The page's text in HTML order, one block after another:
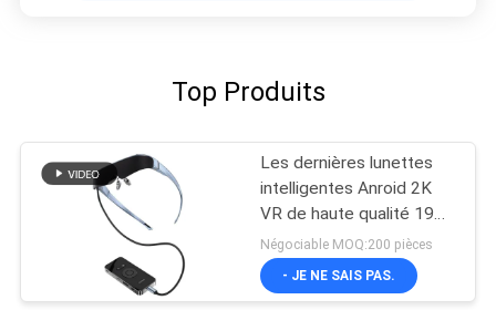
Top Produits
Les dernières lunettes
intelligentes Anroid 2K
VR de haute qualité 1920
* 1080
Négociable MOQ:200 pièces
- JE NE SAIS PAS.